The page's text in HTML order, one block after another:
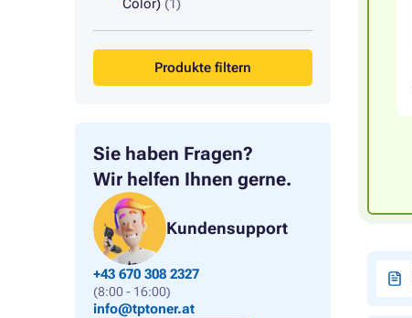
Color) (1)
Produkte filtern
Sie haben Fragen?
Wir helfen Ihnen gerne.
Kundensupport
+43 670 308 2327
(8:00 - 16:00)
info@tptoner.at